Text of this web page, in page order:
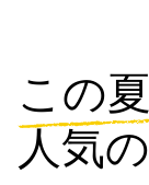
この夏
人気